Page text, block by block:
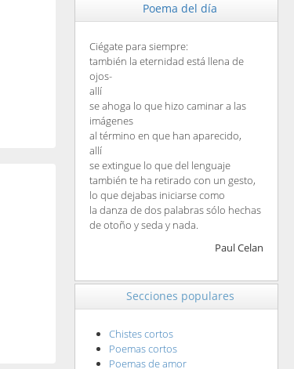
Poema del día
Ciégate para siempre:
también la eternidad está llena de
ojos-
allí
se ahoga lo que hizo caminar a las
imágenes
al término en que han aparecido,
allí
se extingue lo que del lenguaje
también te ha retirado con un gesto,
lo que dejabas iniciarse como
la danza de dos palabras sólo hechas
de otoño y seda y nada.
Paul Celan
Secciones populares
Chistes cortos
Poemas cortos
Poemas de amor